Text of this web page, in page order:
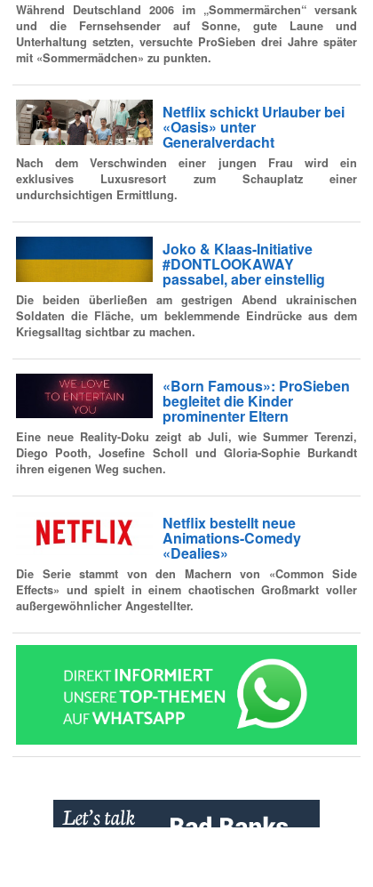
Während Deutschland 2006 im „Sommermärchen“ versank
und die Fernsehsender auf Sonne, gute Laune und
Unterhaltung setzten, versuchte ProSieben drei Jahre später
mit «Sommermädchen» zu punkten.
Netflix schickt Urlauber bei
«Oasis» unter
Generalverdacht
Nach dem Verschwinden einer jungen Frau wird ein
exklusives Luxusresort zum Schauplatz einer
undurchsichtigen Ermittlung.
Joko & Klaas-Initiative
#DONTLOOKAWAY
passabel, aber einstellig
Die beiden überließen am gestrigen Abend ukrainischen
Soldaten die Fläche, um beklemmende Eindrücke aus dem
Kriegsalltag sichtbar zu machen.
«Born Famous»: ProSieben
begleitet die Kinder
prominenter Eltern
Eine neue Reality-Doku zeigt ab Juli, wie Summer Terenzi,
Diego Pooth, Josefine Scholl und Gloria-Sophie Burkandt
ihren eigenen Weg suchen.
Netflix bestellt neue
Animations-Comedy
«Dealies»
Die Serie stammt von den Machern von «Common Side
Effects» und spielt in einem chaotischen Großmarkt voller
außergewöhnlicher Angestellter.